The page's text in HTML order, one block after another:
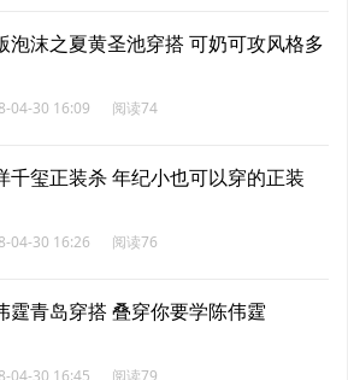
泡沫之夏黄圣池穿搭 可奶可攻风格多
04-30 16:09 阅读74
千玺正装杀 年纪小也可以穿的正装
04-30 16:26 阅读76
霆青岛穿搭 叠穿你要学陈伟霆
04-30 16:45 阅读79